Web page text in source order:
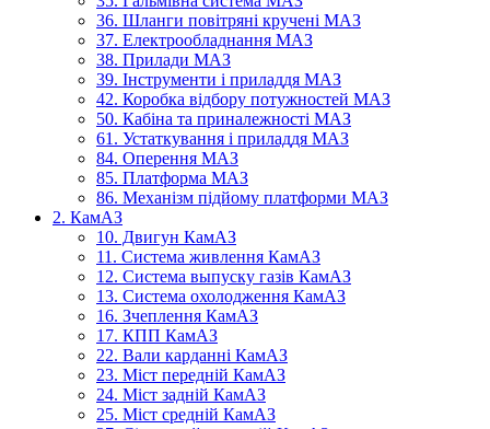
36. Шланги повітряні кручені МАЗ
37. Електрообладнання МАЗ
38. Прилади МАЗ
39. Інструменти і приладдя МАЗ
42. Коробка відбору потужностей МАЗ
50. Кабіна та приналежності МАЗ
61. Устаткування і приладдя МАЗ
84. Оперення МАЗ
85. Платформа МАЗ
86. Механізм підйому платформи МАЗ
2. КамАЗ
10. Двигун КамАЗ
11. Система живлення КамАЗ
12. Система выпуску газів КамАЗ
13. Система охолодження КамАЗ
16. Зчеплення КамАЗ
17. КПП КамАЗ
22. Вали карданні КамАЗ
23. Міст передній КамАЗ
24. Міст задній КамАЗ
25. Міст средній КамАЗ